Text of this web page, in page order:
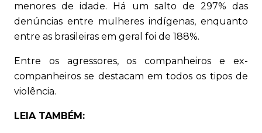
menores de idade. Há um salto de 297% das
denúncias entre mulheres indígenas, enquanto
entre as brasileiras em geral foi de 188%.
Entre os agressores, os companheiros e ex-
companheiros se destacam em todos os tipos de
violência.
LEIA TAMBÉM: